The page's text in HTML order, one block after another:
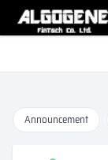
Announcement